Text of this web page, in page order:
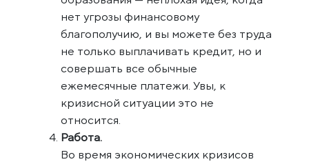
нет угрозы финансовому
благополучию, и вы можете без труда
не только выплачивать кредит, но и
совершать все обычные
ежемесячные платежи. Увы, к
кризисной ситуации это не
относится.
Работа.
Во время экономических кризисов